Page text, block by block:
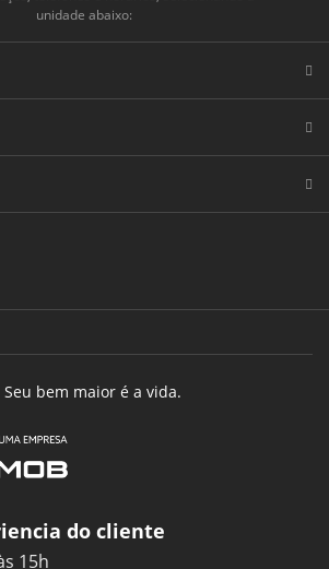
unidade abaixo:
Seu bem maior é a vida.
do cliente
15h